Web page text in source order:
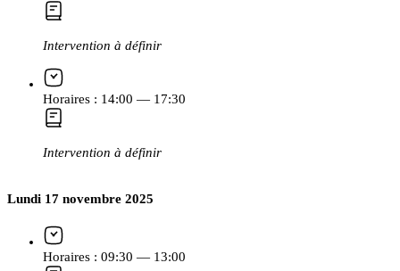
Intervention à définir
Horaires : 14:00 — 17:30
Intervention à définir
Lundi 17 novembre 2025
Horaires : 09:30 — 13:00